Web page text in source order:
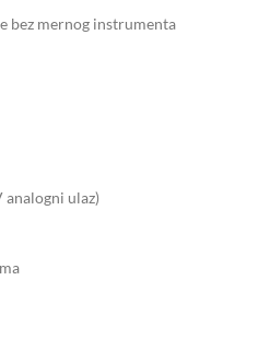
bez mernog instrumenta
ulaz)